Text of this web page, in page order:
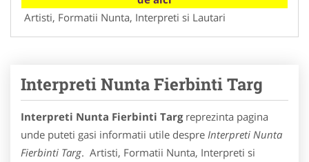
Artisti, Formatii Nunta, Interpreti si Lautari
Interpreti Nunta Fierbinti Targ
Interpreti Nunta Fierbinti Targreprezinta pagina
unde puteti gasi informatii utile despre Interpreti Nunta
Fierbinti Targ. Artisti, Formatii Nunta, Interpreti si